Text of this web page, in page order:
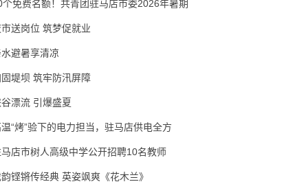
个免费名额！共青团驻马店市委2026年暑期
送岗位 筑梦促就业
避暑享清凉
堤坝 筑牢防汛屏障
漂流 引爆盛夏
“烤”验下的电力担当，驻马店供电全方
店市树人高级中学公开招聘10名教师
铿锵传经典 英姿飒爽《花木兰》